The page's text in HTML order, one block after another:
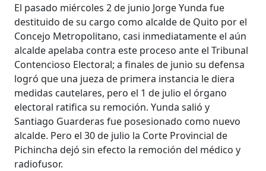
El pasado miércoles 2 de junio Jorge Yunda fue
destituido de su cargo como alcalde de Quito por el
Concejo Metropolitano, casi inmediatamente el aún
alcalde apelaba contra este proceso ante el Tribunal
Contencioso Electoral; a finales de junio su defensa
logró que una jueza de primera instancia le diera
medidas cautelares, pero el 1 de julio el órgano
electoral ratifica su remoción. Yunda salió y
Santiago Guarderas fue posesionado como nuevo
alcalde. Pero el 30 de julio la Corte Provincial de
Pichincha dejó sin efecto la remoción del médico y
radiofusor.